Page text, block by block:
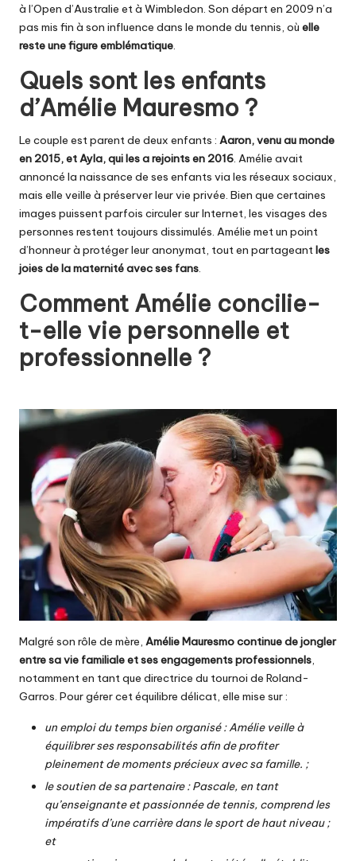
à l’Open d’Australie et à Wimbledon. Son départ en 2009 n’a
pas mis fin à son influence dans le monde du tennis, où elle
reste une figure emblématique.
Quels sont les enfants
d’Amélie Mauresmo ?
Le couple est parent de deux enfants : Aaron, venu au monde
en 2015, et Ayla, qui les a rejoints en 2016. Amélie avait
annoncé la naissance de ses enfants via les réseaux sociaux,
mais elle veille à préserver leur vie privée. Bien que certaines
images puissent parfois circuler sur Internet, les visages des
personnes restent toujours dissimulés. Amélie met un point
d’honneur à protéger leur anonymat, tout en partageantles
joies de la maternité avec ses fans.
Comment Amélie concilie-
t-elle vie personnelle et
professionnelle ?
Malgré son rôle de mère, Amélie Mauresmo continue de jongler
entre sa vie familiale et ses engagements professionnels,
notamment en tant que directrice du tournoi de Roland-
Garros. Pour gérer cet équilibre délicat, elle mise sur :
un emploi du temps bien organisé : Amélie veille à
équilibrer ses responsabilités afin de profiter
pleinement de moments précieux avec sa famille. ;
le soutien de sa partenaire : Pascale, en tant
qu’enseignante et passionnée de tennis, comprend les
impératifs d’une carrière dans le sport de haut niveau ;
et